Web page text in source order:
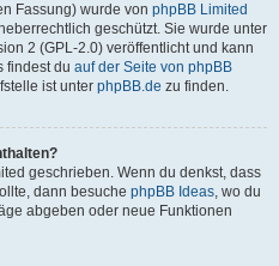
Fassung) wurde von phpBB Limited
geschützt. Sie wurde unter
2 (GPL-2.0) veröffentlicht und kann
findest du auf der Seite von phpBB
ist unter phpBB.de zu finden.
geschrieben. Wenn du denkst, dass
dann besuche phpBB Ideas, wo du
abgeben oder neue Funktionen